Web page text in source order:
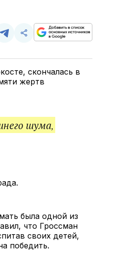
Поделиться
Telegram
Скопируйте
поделитесь
скончалась в
жертв
шума,
была одной из
что Гроссман
своих детей,
победить.